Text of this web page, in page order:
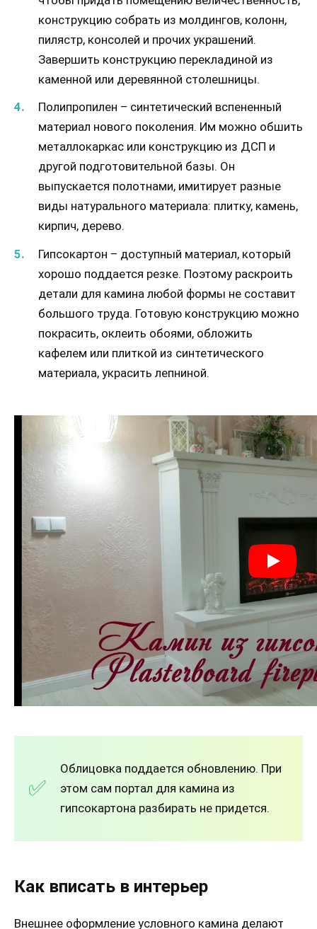
конструкцию собрать из молдингов, колонн,
пилястр, консолей и прочих украшений.
Завершить конструкцию перекладиной из
каменной или деревянной столешницы.
Полипропилен – синтетический вспененный
материал нового поколения. Им можно обшить
металлокаркас или конструкцию из ДСП и
другой подготовительной базы. Он
выпускается полотнами, имитирует разные
виды натурального материала: плитку, камень,
кирпич, дерево.
Гипсокартон – доступный материал, который
хорошо поддается резке. Поэтому раскроить
детали для камина любой формы не составит
большого труда. Готовую конструкцию можно
покрасить, оклеить обоями, обложить
кафелем или плиткой из синтетического
материала, украсить лепниной.
Облицовка поддается обновлению. При
этом сам портал для камина из
гипсокартона разбирать не придется.
Как вписать в интерьер
Внешнее оформление условного камина делают